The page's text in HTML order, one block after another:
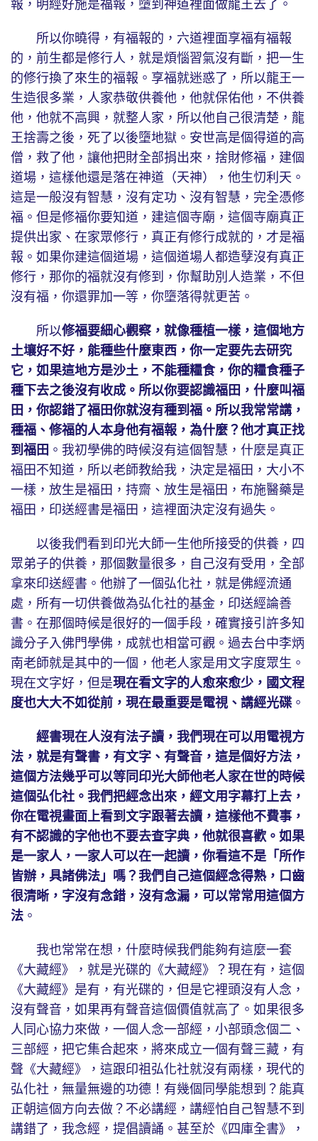
報，明經好施是福報，墮到神道裡面做龍王去了。
所以你曉得，有福報的，六道裡面享福有福報
的，前生都是修行人，就是煩惱習氣沒有斷，把一生
的修行換了來生的福報。享福就迷惑了，所以龍王一
生造很多業，人家恭敬供養他，他就保佑他，不供養
他，他就不高興，就整人家，所以他自己很清楚，龍
王捨壽之後，死了以後墮地獄。安世高是個得道的高
僧，救了他，讓他把財全部捐出來，捨財修福，建個
道場，這樣他還是落在神道（天神），他生忉利天。
這是一般沒有智慧，沒有定功、沒有智慧，完全憑修
福。但是修福你要知道，建這個寺廟，這個寺廟真正
提供出家、在家眾修行，真正有修行成就的，才是福
報。如果你建這個道場，這個道場人都造孽沒有真正
修行，那你的福就沒有修到，你幫助別人造業，不但
沒有福，你還罪加一等，你墮落得就更苦。
所以修福要細心觀察，就像種植一樣，這個地方
土壤好不好，能種些什麼東西，你一定要先去研究
它，如果這地方是沙土，不能種糧食，你的糧食種子
種下去之後沒有收成。所以你要認識福田，什麼叫福
田，你認錯了福田你就沒有種到福。所以我常常講，
種福、修福的人本身他有福報，為什麼？他才真正找
到福田 。我初學佛的時候沒有這個智慧，什麼是真正
福田不知道，所以老師教給我，決定是福田，大小不
一樣，放生是福田，持齋、放生是福田，布施醫藥是
福田，印送經書是福田，這裡面決定沒有過失。
以後我們看到印光大師一生他所接受的供養，四
眾弟子的供養，那個數量很多，自己沒有受用，全部
拿來印送經書。他辦了一個弘化社，就是佛經流通
處，所有一切供養做為弘化社的基金，印送經論善
書。在那個時候是很好的一個手段，確實接引許多知
識分子入佛門學佛，成就也相當可觀。過去台中李炳
南老師就是其中的一個，他老人家是用文字度眾生。
現在文字好，但是現在看文字的人愈來愈少，國文程
度也大大不如從前，現在最重要是電視、講經光碟 。
經書現在人沒有法子讀，我們現在可以用電視方
法，就是有聲書，有文字、有聲音，這是個好方法，
這個方法幾乎可以等同印光大師他老人家在世的時候
這個弘化社。我們把經念出來，經文用字幕打上去，
你在電視畫面上看到文字跟著去讀，這樣他不費事，
有不認識的字他也不要去查字典，他就很喜歡。如果
是一家人，一家人可以在一起讀，你看這不是「所作
皆辦，具諸佛法」嗎？我們自己這個經念得熟，口齒
很清晰，字沒有念錯，沒有念漏，可以常常用這個方
法 。
我也常常在想，什麼時候我們能夠有這麼一套
《大藏經》，就是光碟的《大藏經》？現在有，這個
《大藏經》是有，有光碟的，但是它裡頭沒有人念，
沒有聲音，如果再有聲音這個價值就高了。如果很多
人同心協力來做，一個人念一部經，小部頭念個二、
三部經，把它集合起來，將來成立一個有聲三藏，有
聲《大藏經》，這跟印祖弘化社就沒有兩樣，現代的
弘化社，無量無邊的功德！有幾個同學能想到？能真
正朝這個方向去做？不必講經，講經怕自己智慧不到
講錯了，我念經，提倡讀誦。甚至於《四庫全書》，